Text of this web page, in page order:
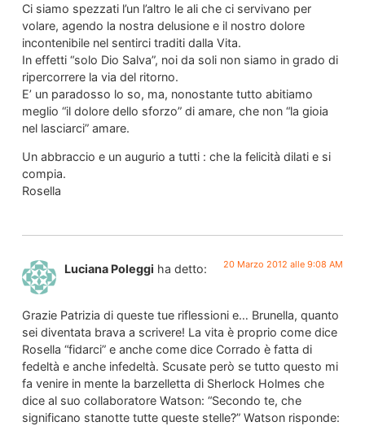
Ci siamo spezzati l’un l’altro le ali che ci servivano per
volare, agendo la nostra delusione e il nostro dolore
incontenibile nel sentirci traditi dalla Vita.
In effetti “solo Dio Salva”, noi da soli non siamo in grado di
ripercorrere la via del ritorno.
E’ un paradosso lo so, ma, nonostante tutto abitiamo
meglio “il dolore dello sforzo” di amare, che non “la gioia
nel lasciarci” amare.
Un abbraccio e un augurio a tutti : che la felicità dilati e si
compia.
Rosella
Luciana Poleggi ha detto: 20 Marzo 2012 alle 9:08 AM
Grazie Patrizia di queste tue riflessioni e… Brunella, quanto
sei diventata brava a scrivere! La vita è proprio come dice
Rosella “fidarci” e anche come dice Corrado è fatta di
fedeltà e anche infedeltà. Scusate però se tutto questo mi
fa venire in mente la barzelletta di Sherlock Holmes che
dice al suo collaboratore Watson: “Secondo te, che
significano stanotte tutte queste stelle?” Watson risponde: